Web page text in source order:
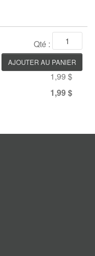
Qté :
1,99 $
1,99 $